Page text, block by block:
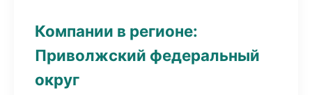
Компании в регионе:
Приволжский федеральный
округ